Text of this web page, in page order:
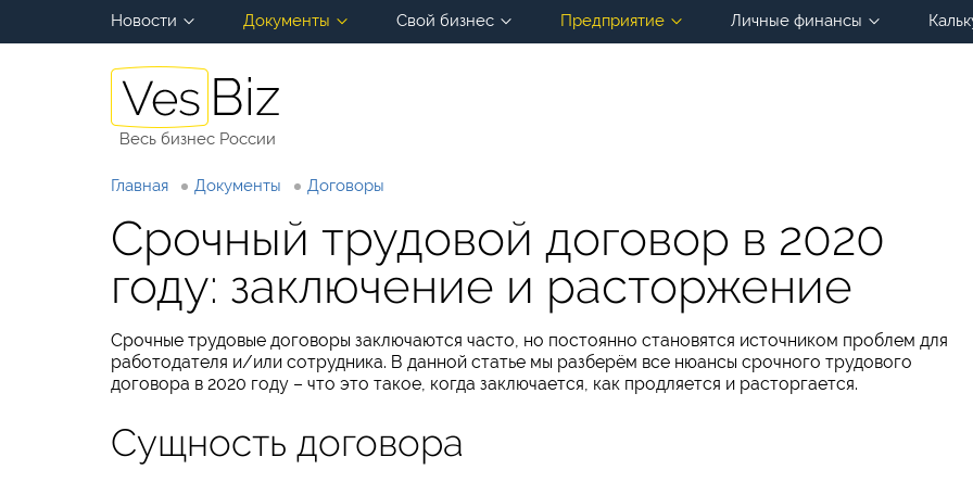
Новости Документы Свой бизнес Предприятие Личные финансы
Весь бизнес России
Главная Документы Договоры
Срочный трудовой договор в 2020
году: заключение и расторжение
Срочные трудовые договоры заключаются часто, но постоянно становятся источником проблем для
работодателя и/или сотрудника. В данной статье мы разберём все нюансы срочного трудового
договора в 2020 году – что это такое, когда заключается, как продляется и расторгается.
Сущность договора